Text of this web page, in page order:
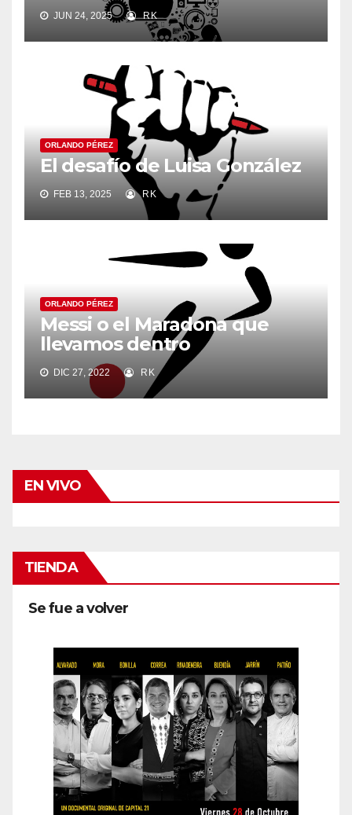
JUN 24, 2025 RK
ORLANDO PÉREZ
El desafío de Luisa González
FEB 13, 2025 RK
ORLANDO PÉREZ
Messi o el Maradona que
llevamos dentro
DIC 27, 2022 RK
EN VIVO
TIENDA
Se fue a volver